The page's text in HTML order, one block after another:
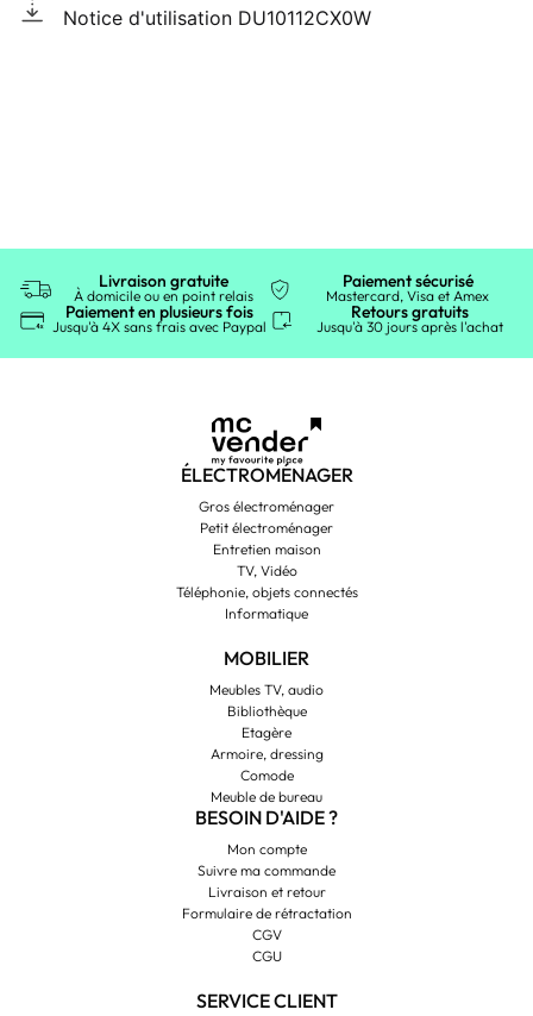
Notice d'utilisation DU10112CX0W
Livraison gratuite
À domicile ou en point relais
Paiement sécurisé
Mastercard, Visa et Amex
Paiement en plusieurs fois
Jusqu'à 4X sans frais avec Paypal
Retours gratuits
Jusqu'à 30 jours après l'achat
ÉLECTROMÉNAGER
Gros électroménager
Petit électroménager
Entretien maison
TV, Vidéo
Téléphonie, objets connectés
Informatique
MOBILIER
Meubles TV, audio
Bibliothèque
Etagère
Armoire, dressing
Comode
Meuble de bureau
BESOIN D'AIDE ?
Mon compte
Suivre ma commande
Livraison et retour
Formulaire de rétractation
CGV
CGU
SERVICE CLIENT